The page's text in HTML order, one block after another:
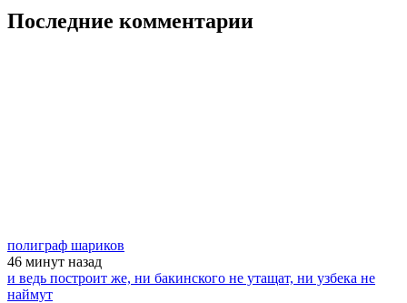
Последние комментарии
полиграф шариков
46 минут назад
и ведь построит же, ни бакинского не утащат, ни узбека не
наймут